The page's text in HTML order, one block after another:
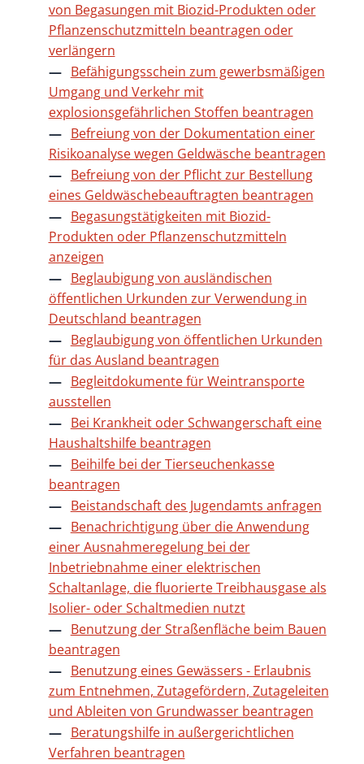
von Begasungen mit Biozid-Produkten oder
Pflanzenschutzmitteln beantragen oder
verlängern
Befähigungsschein zum gewerbsmäßigen
Umgang und Verkehr mit
explosionsgefährlichen Stoffen beantragen
Befreiung von der Dokumentation einer
Risikoanalyse wegen Geldwäsche beantragen
Befreiung von der Pflicht zur Bestellung
eines Geldwäschebeauftragten beantragen
Begasungstätigkeiten mit Biozid-
Produkten oder Pflanzenschutzmitteln
anzeigen
Beglaubigung von ausländischen
öffentlichen Urkunden zur Verwendung in
Deutschland beantragen
Beglaubigung von öffentlichen Urkunden
für das Ausland beantragen
Begleitdokumente für Weintransporte
ausstellen
Bei Krankheit oder Schwangerschaft eine
Haushaltshilfe beantragen
Beihilfe bei der Tierseuchenkasse
beantragen
Beistandschaft des Jugendamts anfragen
Benachrichtigung über die Anwendung
einer Ausnahmeregelung bei der
Inbetriebnahme einer elektrischen
Schaltanlage, die fluorierte Treibhausgase als
Isolier- oder Schaltmedien nutzt
Benutzung der Straßenfläche beim Bauen
beantragen
Benutzung eines Gewässers - Erlaubnis
zum Entnehmen, Zutagefördern, Zutageleiten
und Ableiten von Grundwasser beantragen
Beratungshilfe in außergerichtlichen
Verfahren beantragen